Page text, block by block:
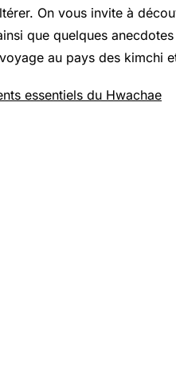
On vous invite à
que quelques
au pays des kimchi
essentiels du Hwachae